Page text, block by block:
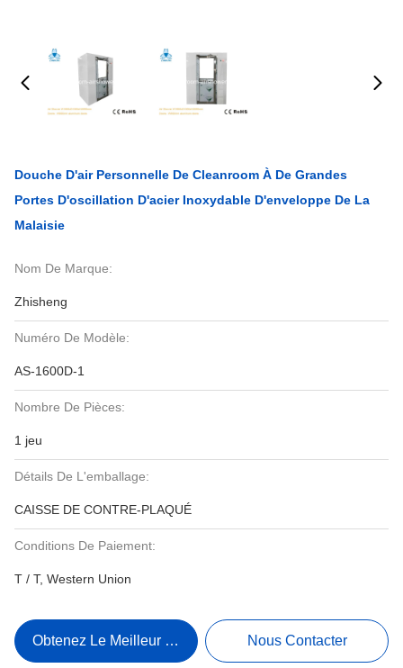
Douche D'air Personnelle De Cleanroom À De Grandes
Portes D'oscillation D'acier Inoxydable D'enveloppe De La
Malaisie
Nom De Marque:
Zhisheng
Numéro De Modèle:
AS-1600D-1
Nombre De Pièces:
1 jeu
Détails De L'emballage:
CAISSE DE CONTRE-PLAQUÉ
Conditions De Paiement:
T / T, Western Union
Obtenez Le Meilleur Prix Nous Contacter